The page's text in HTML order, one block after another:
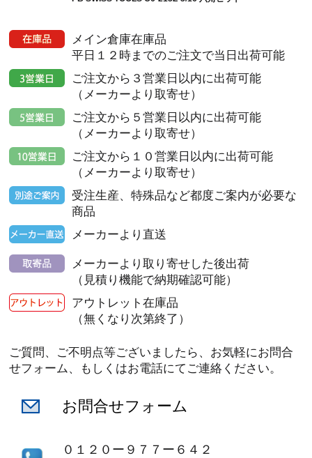
メイン倉庫在庫品
平日１２時までのご注文で当日出荷可能
ご注文から３営業日以内に出荷可能
（メーカーより取寄せ）
ご注文から５営業日以内に出荷可能
（メーカーより取寄せ）
ご注文から１０営業日以内に出荷可能
（メーカーより取寄せ）
受注生産、特殊品など都度ご案内が必要な
商品
メーカーより直送
メーカーより取り寄せした後出荷
（見積り機能で納期確認可能）
アウトレット在庫品
（無くなり次第終了）
ご質問、ご不明点等ございましたら、お気軽にお問合
せフォーム、もしくはお電話にてご連絡ください。
お問合せフォーム
０１２０ー９７７ー６４２